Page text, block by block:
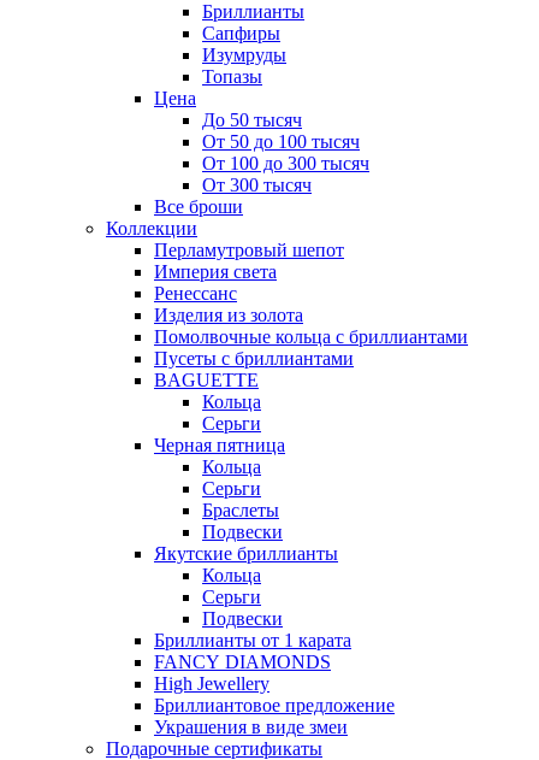
Бриллианты
Сапфиры
Изумруды
Топазы
Цена
До 50 тысяч
От 50 до 100 тысяч
От 100 до 300 тысяч
От 300 тысяч
Все броши
Коллекции
Перламутровый шепот
Империя света
Ренессанс
Изделия из золота
Помолвочные кольца с бриллиантами
Пусеты с бриллиантами
BAGUETTE
Кольца
Серьги
Черная пятница
Кольца
Серьги
Браслеты
Подвески
Якутские бриллианты
Кольца
Серьги
Подвески
Бриллианты от 1 карата
FANCY DIAMONDS
High Jewellery
Бриллиантовое предложение
Украшения в виде змеи
Подарочные сертификаты